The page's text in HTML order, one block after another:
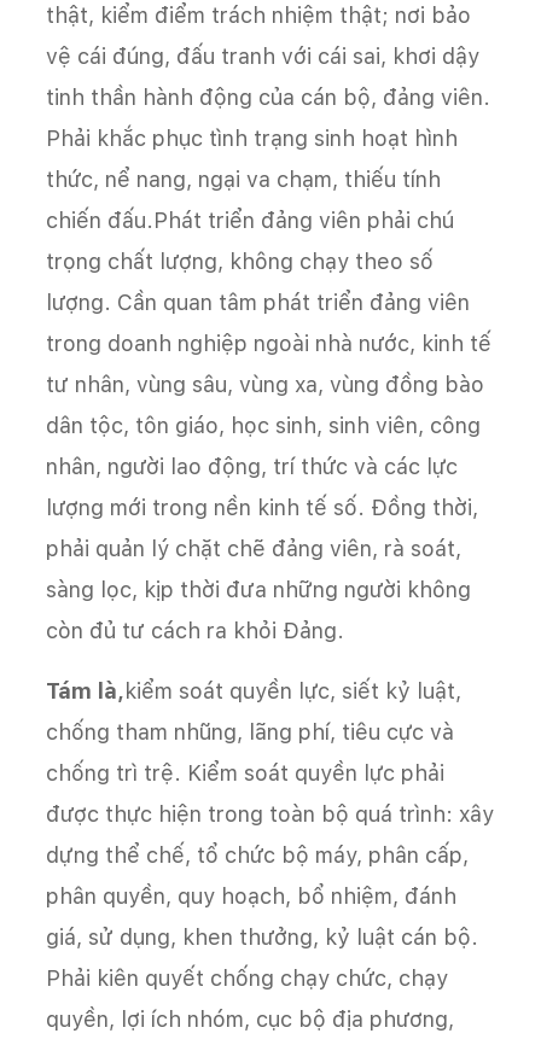
thật, kiểm điểm trách nhiệm thật; nơi bảo
vệ cái đúng, đấu tranh với cái sai, khơi dậy
tinh thần hành động của cán bộ, đảng viên.
Phải khắc phục tình trạng sinh hoạt hình
thức, nể nang, ngại va chạm, thiếu tính
chiến đấu.Phát triển đảng viên phải chú
trọng chất lượng, không chạy theo số
lượng. Cần quan tâm phát triển đảng viên
trong doanh nghiệp ngoài nhà nước, kinh tế
tư nhân, vùng sâu, vùng xa, vùng đồng bào
dân tộc, tôn giáo, học sinh, sinh viên, công
nhân, người lao động, trí thức và các lực
lượng mới trong nền kinh tế số. Đồng thời,
phải quản lý chặt chẽ đảng viên, rà soát,
sàng lọc, kịp thời đưa những người không
còn đủ tư cách ra khỏi Đảng.
Tám là,kiểm soát quyền lực, siết kỷ luật,
chống tham nhũng, lãng phí, tiêu cực và
chống trì trệ. Kiểm soát quyền lực phải
được thực hiện trong toàn bộ quá trình: xây
dựng thể chế, tổ chức bộ máy, phân cấp,
phân quyền, quy hoạch, bổ nhiệm, đánh
giá, sử dụng, khen thưởng, kỷ luật cán bộ.
Phải kiên quyết chống chạy chức, chạy
quyền, lợi ích nhóm, cục bộ địa phương,